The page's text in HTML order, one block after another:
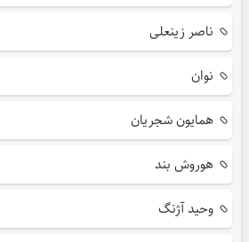
ناصر زینعلی
نوان
همایون شجریان
هوروش بند
وحید آژنگ